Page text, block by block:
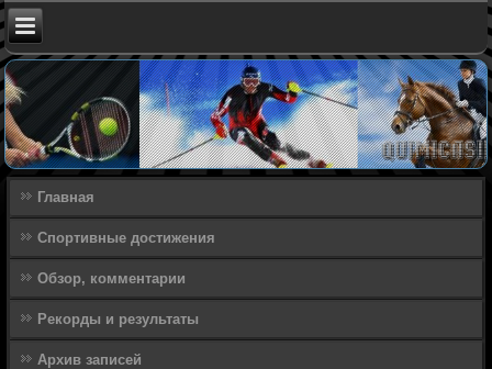
Главная
Спортивные достижения
Обзор, комментарии
Рекорды и результаты
Архив записей